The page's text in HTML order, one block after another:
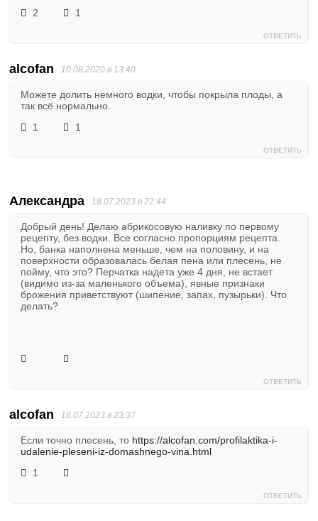
2 1
ОТВЕТИТЬ
alcofan 10.08.2020 в 13:40
Можете долить немного водки, чтобы покрыла плоды, а
так всё нормально.
1
1
ОТВЕТИТЬ
Александра 18.07.2023 в 22:44
Добрый день! Делаю абрикосовую наливку по первому
рецепту, без водки. Все согласно пропорциям рецепта.
Но, банка наполнена меньше, чем на половину, и на
поверхности образовалась белая пена или плесень, не
пойму, что это? Перчатка надета уже 4 дня, не встает
(видимо из-за маленького объема), явные признаки
брожения приветствуют (шипение, запах, пузырьки). Что
делать?
ОТВЕТИТЬ
alcofan 18.07.2023 в 23:37
Если точно плесень, то https://alcofan.com/profilaktika-i-
udalenie-pleseni-iz-domashnego-vina.html
1
ОТВЕТИТЬ